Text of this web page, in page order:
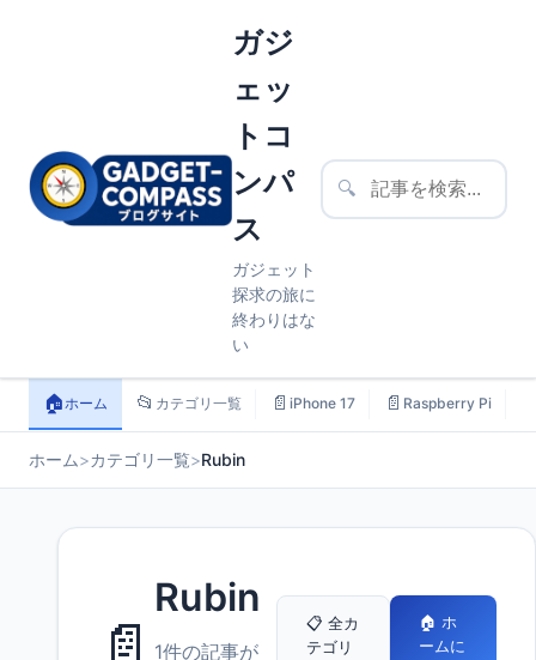
ガジ
ェッ
トコ
ンパ
ス
ガジェット
探求の旅に
終わりはな
い
🔍
🏠ホーム 📂 カテゴリ一覧 📄 iPhone 17 📄 Raspberry Pi
ホーム>カテゴリ一覧>Rubin
Rubin
1件の記事が
📋 全カ
テゴリ
🏠 ホ
ームに